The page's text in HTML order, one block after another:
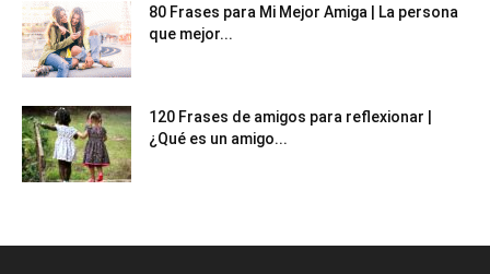
80 Frases para Mi Mejor Amiga | La persona
que mejor...
120 Frases de amigos para reflexionar |
¿Qué es un amigo...